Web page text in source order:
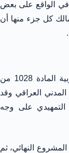
في الواقع على بعض
كل جزء منها أن
هذه المادة تقابل من مواد نصوص القوانين العربية المادة 1028 من
1280 من التقنين المدني العراقي وقد
من المشروع التمهيدي على وجه
لجنة المراجعة تحت رقم 1109 في المشروع النهائي، ثم